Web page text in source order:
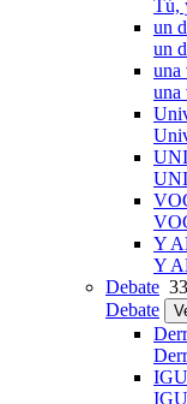
Tú,
un
un
una
una
Y
Y
Debate 33
Debate